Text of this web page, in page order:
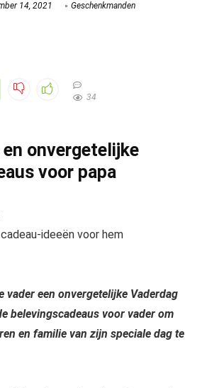
14, 2021 Geschenkmanden
34
en onvergetelijke
voor papa
ideeën voor hem
vader een onvergetelijke Vaderdag
belevingscadeaus voor vader om
en familie van zijn speciale dag te